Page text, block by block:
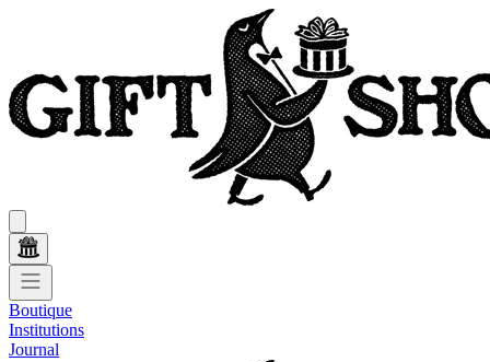
Boutique
Institutions
Journal